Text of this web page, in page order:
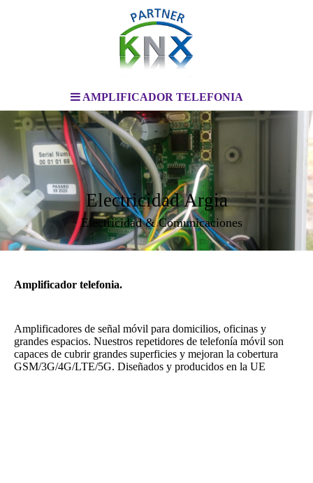
AMPLIFICADOR TELEFONIA
Electricidad Argia
Electricidad & Comunicaciones
Amplificador telefonia.
Amplificadores de señal móvil para domicilios, oficinas y
grandes espacios. Nuestros repetidores de telefonía móvil son
capaces de cubrir grandes superficies y mejoran la cobertura
GSM/3G/4G/LTE/5G. Diseñados y producidos en la UE